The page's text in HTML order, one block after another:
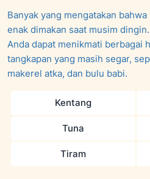
Banyak yang mengatakan
enak dimakan saat musim
Anda dapat menikmati berbagai
tangkapan yang masih segar,
makerel atka, dan bulu babi.
Kentang
Tuna
Tiram